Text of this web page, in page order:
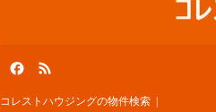
コレストハウジングの物件検索